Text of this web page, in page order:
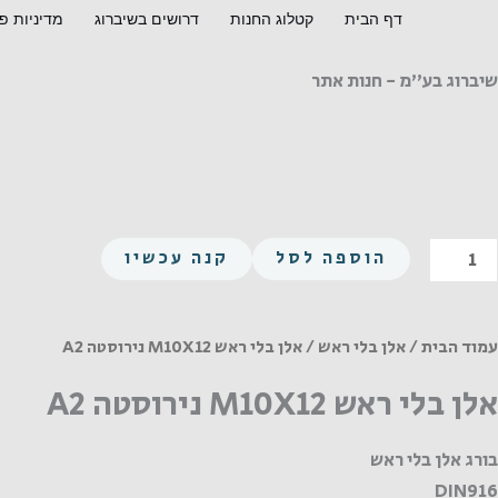
דף הבית קטלוג החנות דרושים בשיברוג מדיניות
שיברוג בע"מ - חנות אתר
כמות
של
בלי
M10X12
A2
הוספה לסל קנה עכשיו
עמוד הבית/אלן בלי ראש/ אלן בלי ראש M10X12 נירוסטה A2
אלן בלי ראש M10X12 נירוסטה A2
בורג אלן בלי ראש
DIN916